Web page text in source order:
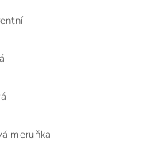
meruňka